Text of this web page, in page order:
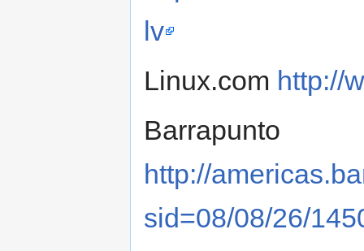
lv
Linux.com http://
Barrapunto
http://
sid=08/08/26/